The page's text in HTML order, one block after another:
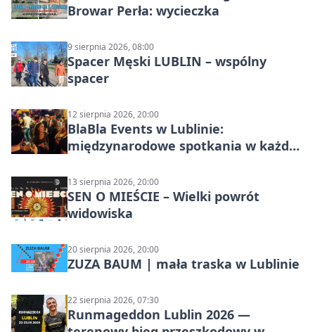
Browar Perła: wycieczka
9 sierpnia 2026, 08:00
Spacer Męski LUBLIN – wspólny
spacer
12 sierpnia 2026, 20:00
BlaBla Events w Lublinie:
międzynarodowe spotkania w każdą
13 sierpnia 2026, 20:00
SEN O MIEŚCIE – Wielki powrót
widowiska
20 sierpnia 2026, 20:00
ZUZA BAUM | mała traska w Lublinie
22 sierpnia 2026, 07:30
Runmageddon Lublin 2026 —